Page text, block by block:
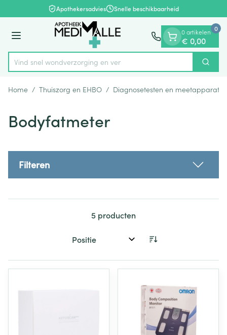
Ga naar de inhoudApothekersadvies Snelle beschikbaarheid
Menu
Product, merk, categorie...
Vind snel wondverzorging Zoek
0 artikelen
€ 0,00
0
Home / Thuiszorg en EHBO / Diagnosetesten en
Bodyfatmeter
Filteren
5 producten
Sorteer op: